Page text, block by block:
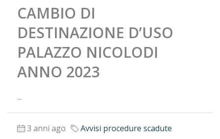
CAMBIO DI
DESTINAZIONE D’USO
PALAZZO NICOLODI
ANNO 2023
...
3 anni ago Avvisi procedure scadute